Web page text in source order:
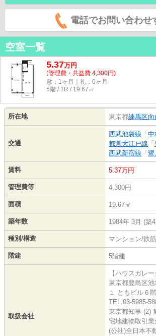
電話でお問い合わせ
空室一覧
5.37万円
(管理費・共益費 4,300円)
敷：1ヶ月｜礼：0ヶ月
5階 / 1R / 19.67㎡
所在地 東京都練馬区向
交通
西武池袋線 「 中
都営大江戸線 「
西武新宿線 「 鷺
賃料 5.37万円
管理費等 4,300円
面積 19.67㎡
築年数 1984年 3月 (築
種別/構造 マンション/鉄
階建 5階建
取扱会社
【ハウスガレー
東京都豊島区池
１ ともビル６階
TEL:03-5985-
東京都知事 (2)
宅地建物取引業
(公社)全日本不